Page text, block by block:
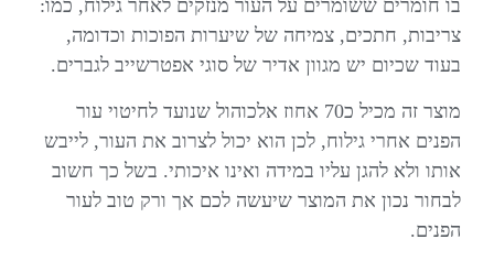
בו חומרים ששומרים על העור מנזקים לאחר גילוח, כמו:
צריבות, חתכים, צמיחה של שיערות הפוכות וכדומה,
בעוד שכיום יש מגוון אדיר של סוגי אפטרשייב לגברים.
מוצר זה מכיל כ70 אחוז אלכוהול שנועד לחיטוי עור
הפנים אחרי גילוח, לכן הוא יכול לצרוב את העור, לייבש
אותו ולא להגן עליו במידה ואינו איכותי. בשל כך חשוב
לבחור נכון את המוצר שיעשה לכם אך ורק טוב לעור
הפנים.